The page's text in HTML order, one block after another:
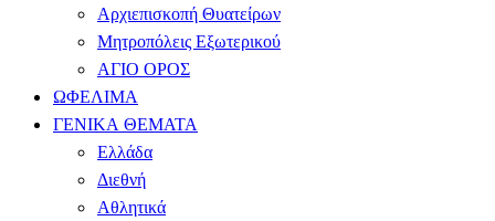
Αρχιεπισκοπή Θυατείρων
Μητροπόλεις Εξωτερικού
ΑΓΙΟ ΟΡΟΣ
ΩΦΕΛΙΜΑ
ΓΕΝΙΚΑ ΘΕΜΑΤΑ
Ελλάδα
Διεθνή
Αθλητικά